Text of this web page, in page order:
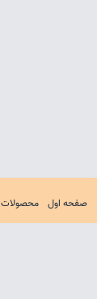
صفحه اول محصولات